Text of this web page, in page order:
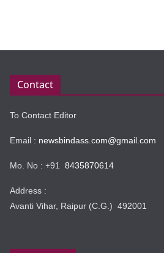
Contact
To Contact Editor
Email : newsbindass.com@gmail.com
Mo. No : +91 8435870614
Address :
Avanti Vihar, Raipur (C.G.) 492001